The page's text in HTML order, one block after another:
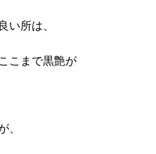
い所は、
こまで黒艶が
、